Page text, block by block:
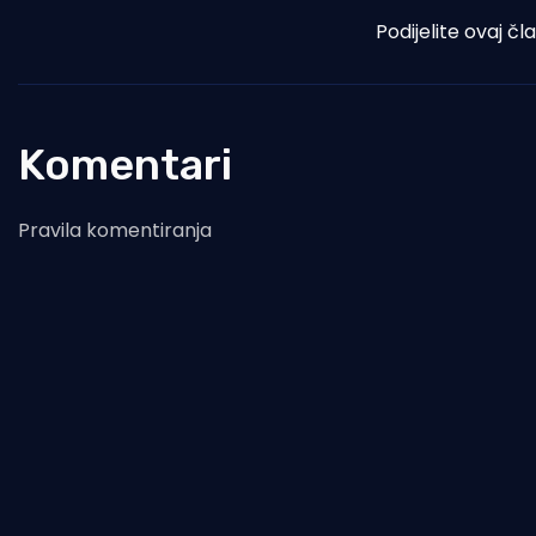
Podijelite ovaj
Komentari
Pravila komentiranja